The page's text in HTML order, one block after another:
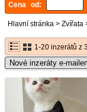
Cena od:
Hlavní stránka > Zvířata
1-20 inzerátů z
Nové inzeráty e-